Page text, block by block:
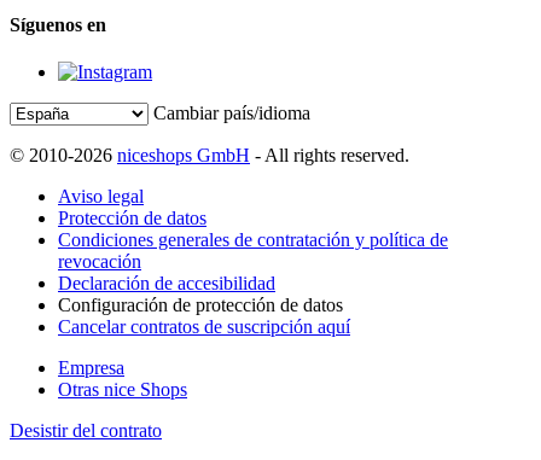
Síguenos en
Cambiar país/idioma
© 2010-2026 niceshops GmbH - All rights reserved.
Aviso legal
Protección de datos
Condiciones generales de contratación y política de
revocación
Declaración de accesibilidad
Configuración de protección de datos
Cancelar contratos de suscripción aquí
Empresa
Otras nice Shops
Desistir del contrato